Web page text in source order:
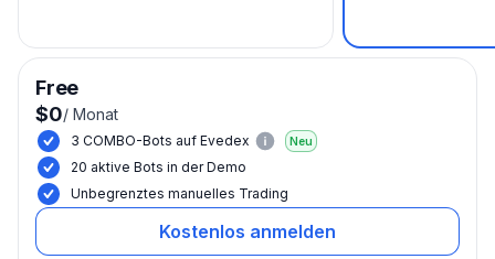
Free
$0/ Monat
3 COMBO-Bots auf Evedex Neu
20 aktive Bots in der Demo
Unbegrenztes manuelles Trading
Kostenlos anmelden